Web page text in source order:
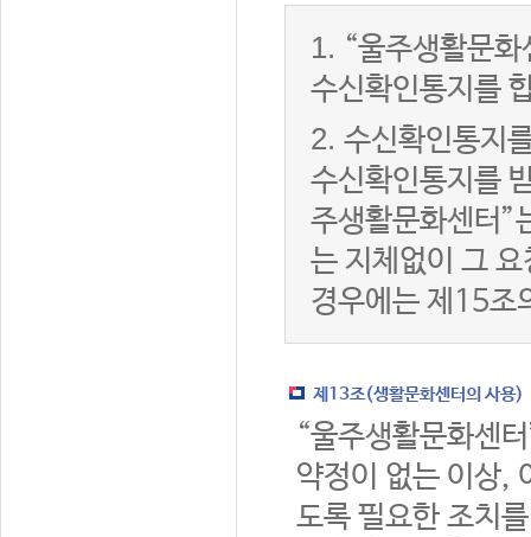
1. “울주생활문
수신확인통지를
2. 수신확인통지
수신확인통지를
주생활문화센터”
는 지체없이 그
경우에는 제15조
제13조(생활문화센터의 사용)
“울주생활문화센
약정이 없는 이상,
도록 필요한 조치